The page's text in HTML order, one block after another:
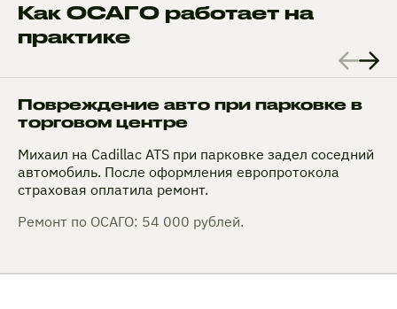
Как ОСАГО работает на
практике
Повреждение авто при парковке в
торговом центре
Михаил на Cadillac ATS при парковке задел соседний
автомобиль. После оформления европротокола
страховая оплатила ремонт.
Ремонт по ОСАГО: 54 000 рублей.